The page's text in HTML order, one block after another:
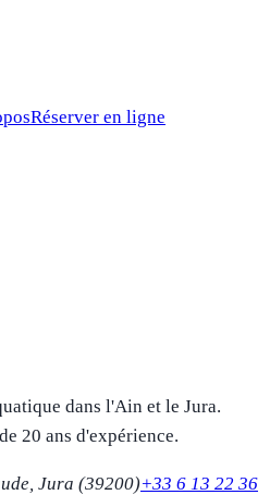
Réserver en ligne
dans l'Ain et le Jura.
20 ans d'expérience.
Jura (39200)+33 6 13 22 36